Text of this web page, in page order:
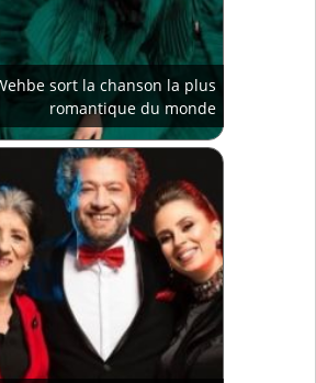
sort la chanson la plus
romantique du monde